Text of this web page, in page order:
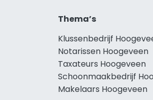
Thema’s
Klussenbedrijf
Notarissen Hoogeveen
Taxateurs Hoogeveen
Schoonmaakbedrijf
Makelaars Hoogeveen